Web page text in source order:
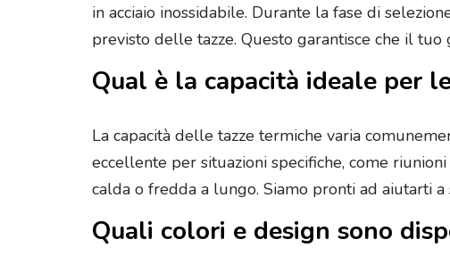
in acciaio inossidabile. Durante la fase di
previsto delle tazze. Questo garantisce che il
Qual è la capacità ideale per
La capacità delle tazze termiche varia
eccellente per situazioni specifiche, come
calda o fredda a lungo. Siamo pronti ad aiutarti
Quali colori e design sono